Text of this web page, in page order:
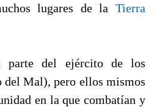
lugares de la Tierra
parte del ejército de los
del Mal), pero ellos mismos
en la que combatían y